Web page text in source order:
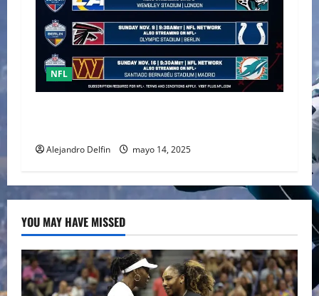
NFL
Alejandro Delfin mayo 14, 2025
YOU MAY HAVE MISSED